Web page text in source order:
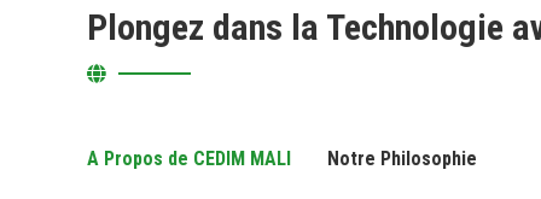
Plongez dans la Technologie
A Propos de CEDIM MALI Notre Philosophie